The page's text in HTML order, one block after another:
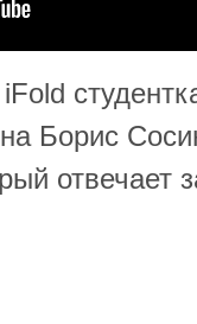
Борис
отвечает